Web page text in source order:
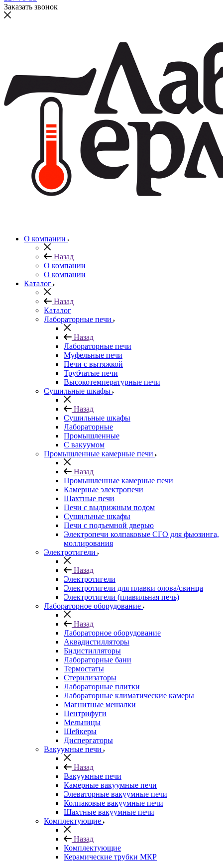
Заказать звонок
О компании
Назад
О компании
О компании
Каталог
Назад
Каталог
Лабораторные печи
Назад
Лабораторные печи
Муфельные печи
Печи с вытяжкой
Трубчатые печи
Высокотемпературные печи
Сушильные шкафы
Назад
Сушильные шкафы
Лабораторные
Промышленные
С вакуумом
Промышленные камерные печи
Назад
Промышленные камерные печи
Камерные электропечи
Шахтные печи
Печи с выдвижным подом
Сушильные шкафы
Печи с подъемной дверью
Электропечи колпаковые СГО для фьюзинга,
моллирования
Электротигели
Назад
Электротигели
Электротигели для плавки олова/свинца
Электротигели (плавильная печь)
Лабораторное оборудование
Назад
Лабораторное оборудование
Аквадистилляторы
Бидистилляторы
Лабораторные бани
Термостаты
Стерилизаторы
Лабораторные плитки
Лабораторные климатические камеры
Магнитные мешалки
Центрифуги
Мельницы
Шейкеры
Диспергаторы
Вакуумные печи
Назад
Вакуумные печи
Камерные вакуумные печи
Элеваторные вакуумные печи
Колпаковые вакуумные печи
Шахтные вакуумные печи
Комплектующие
Назад
Комплектующие
Керамические трубки МКР